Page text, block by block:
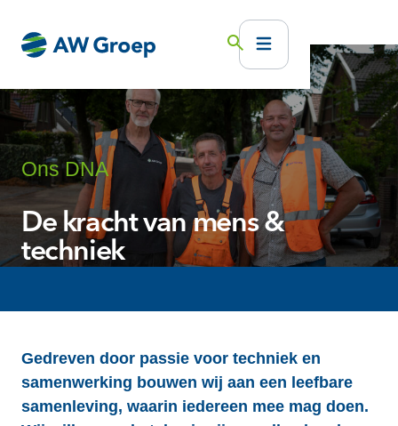
Ons DNA
De kracht van mens &
techniek
Gedreven door passie voor techniek en
samenwerking bouwen wij aan een leefbare
samenleving, waarin iedereen mee mag doen.